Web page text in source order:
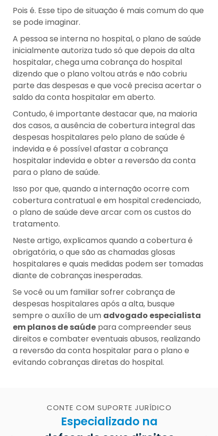
Pois é. Esse tipo de situação é mais comum do que
se pode imaginar.
A pessoa se interna no hospital, o plano de saúde
inicialmente autoriza tudo só que depois da alta
hospitalar, chega uma cobrança do hospital
dizendo que o plano voltou atrás e não cobriu
parte das despesas e que você precisa acertar o
saldo da conta hospitalar em aberto.
Contudo, é importante destacar que, na maioria
dos casos, a ausência de cobertura integral das
despesas hospitalares pelo plano de saúde é
indevida e é possível afastar a cobrança
hospitalar indevida e obter a reversão da conta
para o plano de saúde.
Isso por que, quando a internação ocorre com
cobertura contratual e em hospital credenciado,
o plano de saúde deve arcar com os custos do
tratamento.
Neste artigo, explicamos quando a cobertura é
obrigatória, o que são as chamadas glosas
hospitalares e quais medidas podem ser tomadas
diante de cobranças inesperadas.
Se você ou um familiar sofrer cobrança de
despesas hospitalares após a alta, busque
sempre o auxílio de um advogado especialista
em planos de saúde para compreender seus
direitos e combater eventuais abusos, realizando
a reversão da conta hospitalar para o plano e
evitando cobranças diretas do hospital.
CONTE COM SUPORTE JURÍDICO
Especializado na